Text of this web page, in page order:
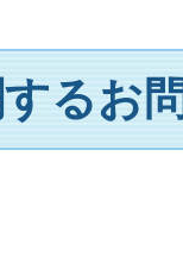
るお